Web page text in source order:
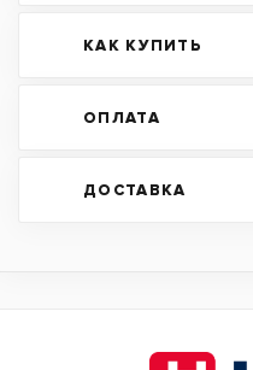
КАК КУПИТЬ
ОПЛАТА
ДОСТАВКА